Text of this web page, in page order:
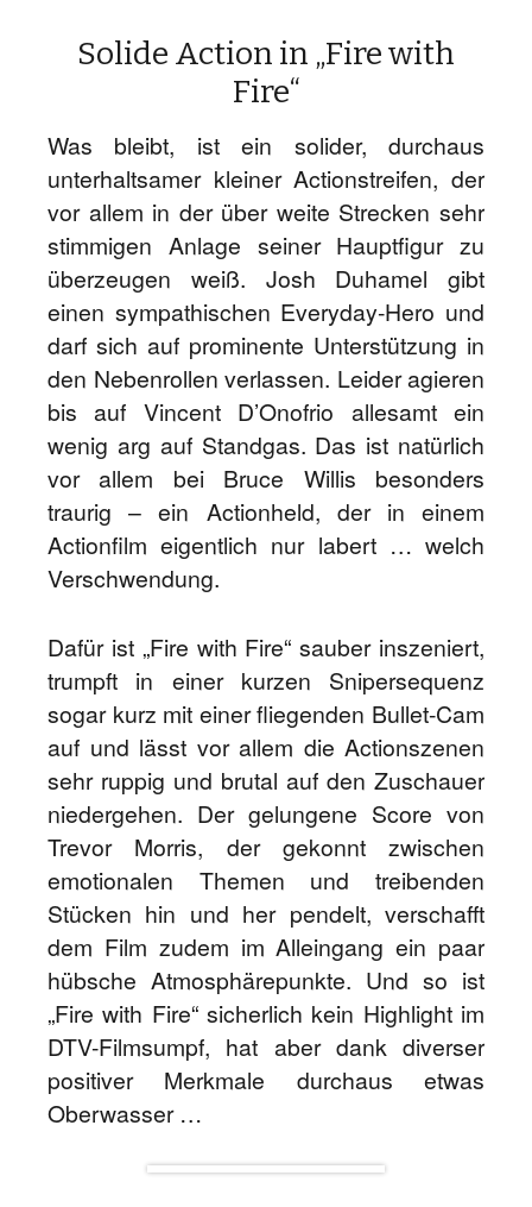
Solide Action in „Fire with
Fire“
Was bleibt, ist ein solider, durchaus
unterhaltsamer kleiner Actionstreifen, der
vor allem in der über weite Strecken sehr
stimmigen Anlage seiner Hauptfigur zu
überzeugen weiß. Josh Duhamel gibt
einen sympathischen Everyday-Hero und
darf sich auf prominente Unterstützung in
den Nebenrollen verlassen. Leider agieren
bis auf Vincent D’Onofrio allesamt ein
wenig arg auf Standgas. Das ist natürlich
vor allem bei Bruce Willis besonders
traurig – ein Actionheld, der in einem
Actionfilm eigentlich nur labert … welch
Verschwendung.
Dafür ist „Fire with Fire“ sauber inszeniert,
trumpft in einer kurzen Snipersequenz
sogar kurz mit einer fliegenden Bullet-Cam
auf und lässt vor allem die Actionszenen
sehr ruppig und brutal auf den Zuschauer
niedergehen. Der gelungene Score von
Trevor Morris, der gekonnt zwischen
emotionalen Themen und treibenden
Stücken hin und her pendelt, verschafft
dem Film zudem im Alleingang ein paar
hübsche Atmosphärepunkte. Und so ist
„Fire with Fire“ sicherlich kein Highlight im
DTV-Filmsumpf, hat aber dank diverser
positiver Merkmale durchaus etwas
Oberwasser …